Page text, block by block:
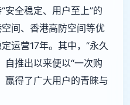
安全稳定、用户至上”的
间、香港高防空间等优
运营17年。其中，“永久
自推出以来便以“一次购
赢得了广大用户的青睐与